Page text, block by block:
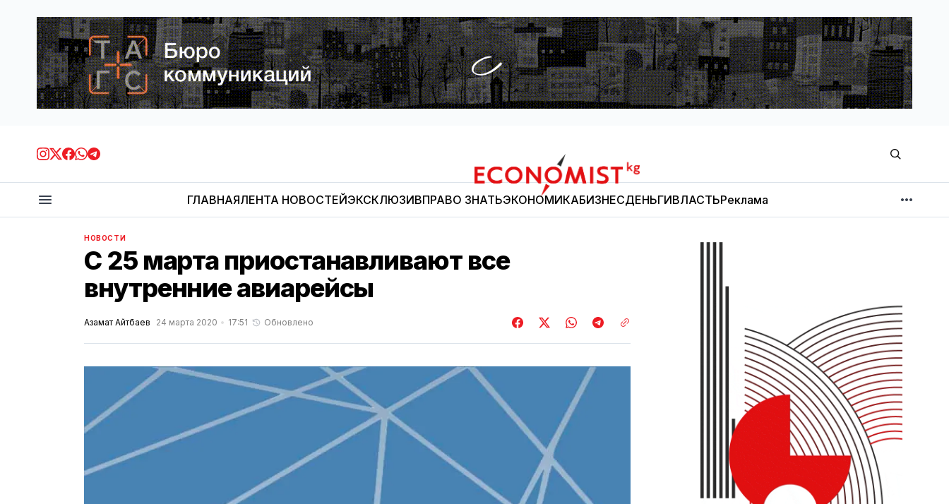
Economist.kg
ГЛАВНАЯЛЕНТА НОВОСТЕЙЭКСКЛЮЗИВПРАВО ЗНАТЬЭКОНОМИКАБИЗНЕСДЕНЬГИВЛАСТЬРеклама
МНЕНИЕ
НОВОСТИ
С 25 марта приостанавливают все
внутренние авиарейсы
Азамат Айтбаев 24 марта 2020 17:51 Обновлено